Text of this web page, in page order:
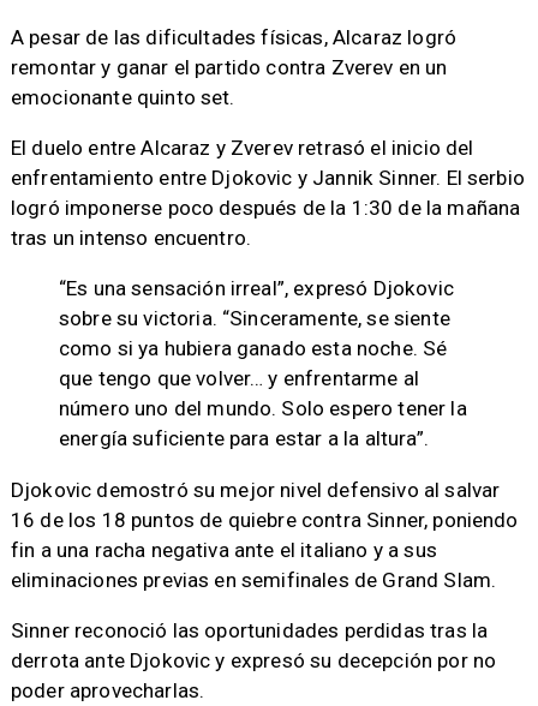
A pesar de las dificultades físicas, Alcaraz logró
remontar y ganar el partido contra Zverev en un
emocionante quinto set.
El duelo entre Alcaraz y Zverev retrasó el inicio del
enfrentamiento entre Djokovic y Jannik Sinner. El serbio
logró imponerse poco después de la 1:30 de la mañana
tras un intenso encuentro.
“Es una sensación irreal”, expresó Djokovic
sobre su victoria. “Sinceramente, se siente
como si ya hubiera ganado esta noche. Sé
que tengo que volver… y enfrentarme al
número uno del mundo. Solo espero tener la
energía suficiente para estar a la altura”.
Djokovic demostró su mejor nivel defensivo al salvar
16 de los 18 puntos de quiebre contra Sinner, poniendo
fin a una racha negativa ante el italiano y a sus
eliminaciones previas en semifinales de Grand Slam.
Sinner reconoció las oportunidades perdidas tras la
derrota ante Djokovic y expresó su decepción por no
poder aprovecharlas.